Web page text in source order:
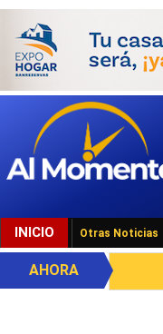
INICIO Otras Noticias
AHORA